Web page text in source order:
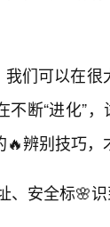
们可以在很
断“进化”
辨别技巧，
、安全标🌸